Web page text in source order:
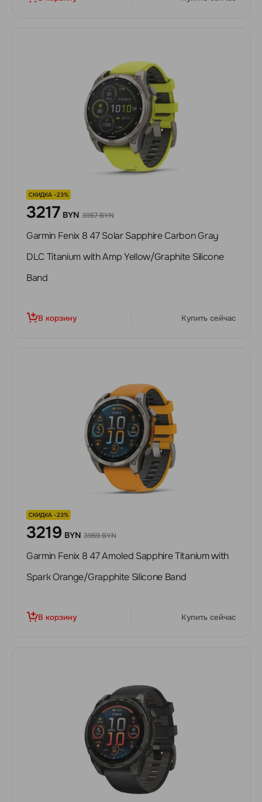
СКИДКА -23%
3217 BYN 3957 BYN
Garmin Fenix 8 47 Solar Sapphire Carbon Gray
DLC Titanium with Amp Yellow/Graphite Silicone
Band
В корзину Купить сейчас
СКИДКА -23%
3219 BYN 3959 BYN
Garmin Fenix 8 47 Amoled Sapphire Titanium with
Spark Orange/Grapphite Silicone Band
В корзину Купить сейчас